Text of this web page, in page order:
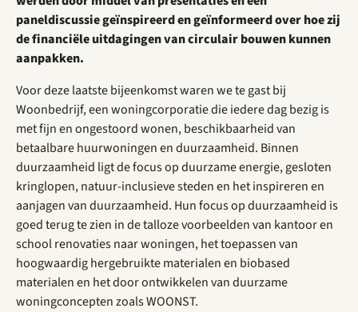
paneldiscussie geïnspireerd en geïnformeerd over hoe zij
de financiële uitdagingen van circulair bouwen kunnen
aanpakken.
Voor deze laatste bijeenkomst waren we te gast bij
Woonbedrijf, een woningcorporatie die iedere dag bezig is
met fijn en ongestoord wonen, beschikbaarheid van
betaalbare huurwoningen en duurzaamheid. Binnen
duurzaamheid ligt de focus op duurzame energie, gesloten
kringlopen, natuur-inclusieve steden en het inspireren en
aanjagen van duurzaamheid. Hun focus op duurzaamheid is
goed terug te zien in de talloze voorbeelden van kantoor en
school renovaties naar woningen, het toepassen van
hoogwaardig hergebruikte materialen en biobased
materialen en het door ontwikkelen van duurzame
woningconcepten zoals WOONST.